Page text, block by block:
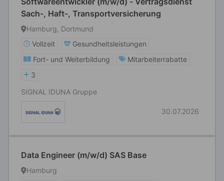
Sach-, Haft-, Transportversicherung
Hamburg, Dortmund
Vollzeit
Gesundheitsleistungen
Fort- und Weiterbildung
Mitarbeiterrabatte
3
SIGNAL IDUNA Gruppe
30.07.2026
Data Engineer (m/w/d) SAS Base
Hamburg